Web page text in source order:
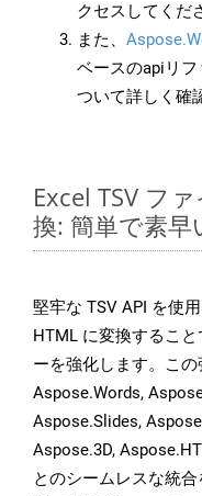
クセスしてくだ
また、
ベースのapiリ
ついて詳しく確
Excel TSV フ
換: 簡単で素早
堅牢な TSV API を使
HTML に変換するこ
ーを強化します。この
Aspose.Words,
Aspose.Slides,
Aspose.3D,
とのシームレスな統